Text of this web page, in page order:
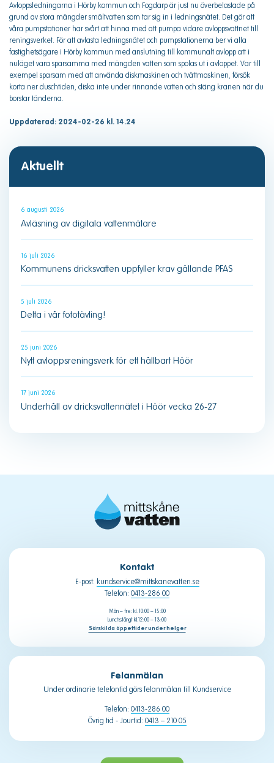
Avloppsledningarna i Hörby kommun och Fogdarp är just nu överbelastade på
grund av stora mängder smältvatten som tar sig in i ledningsnätet. Det gör att
våra pumpstationer har svårt att hinna med att pumpa vidare avloppsvattnet till
reningsverket. För att avlasta ledningsnätet och pumpstationerna ber vi alla
fastighetsägare i Hörby kommun med anslutning till kommunalt avlopp att i
nuläget vara sparsamma med mängden vatten som spolas ut i avloppet. Var till
exempel sparsam med att använda diskmaskinen och tvättmaskinen, försök
korta ner duschtiden, diska inte under rinnande vatten och stäng kranen när du
borstar tänderna.
Uppdaterad: 2024-02-26 kl. 14.24
Aktuellt
6 augusti 2026
Avläsning av digitala vattenmätare
16 juli 2026
Kommunens dricksvatten uppfyller krav gällande PFAS
5 juli 2026
Delta i vår fototävling!
25 juni 2026
Nytt avloppsreningsverk för ett hållbart Höör
17 juni 2026
Underhåll av dricksvattennätet i Höör vecka 26-27
Kontakt
E-post: kundservice@mittskanevatten.se
Telefon: 0413-286 00
Mån – fre: kl. 10:00 – 15:00
Lunchstängt kl.12:00 – 13:00
Särskilda öppettider under helger
Felanmälan
Under ordinarie telefontid görs felanmälan till Kundservice
Telefon: 0413-286 00
Övrig tid - Jourtid: 0413 – 210 05